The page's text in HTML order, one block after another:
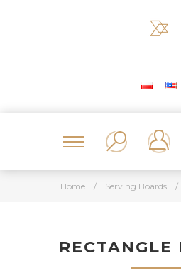
Home / Serving Boards /
RECTANGLE